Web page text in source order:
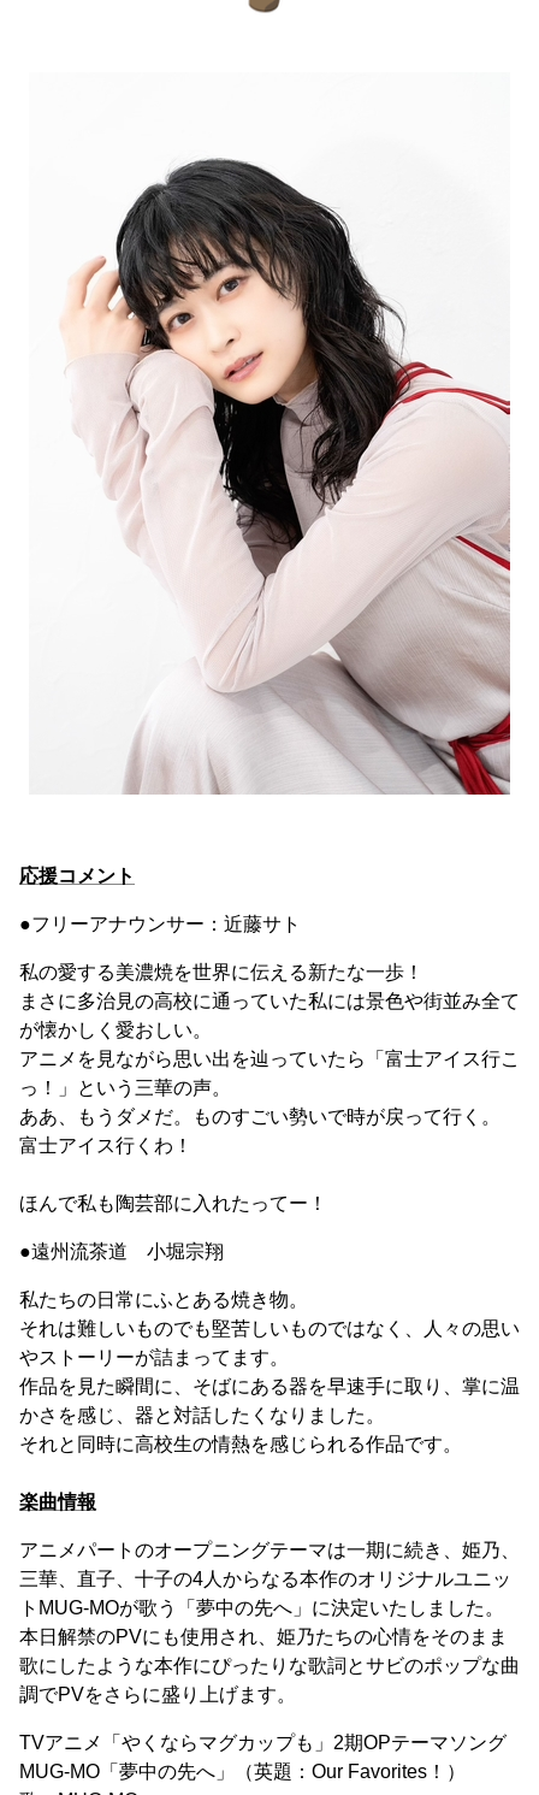
応援コメント
●フリーアナウンサー：近藤サト
私の愛する美濃焼を世界に伝える新たな一歩！
まさに多治見の高校に通っていた私には景色や街並み全て
が懐かしく愛おしい。
アニメを見ながら思い出を辿っていたら「富士アイス行こ
っ！」という三華の声。
ああ、もうダメだ。ものすごい勢いで時が戻って行く。
富士アイス行くわ！
ほんで私も陶芸部に入れたってー！
●遠州流茶道 小堀宗翔
私たちの日常にふとある焼き物。
それは難しいものでも堅苦しいものではなく、人々の思い
やストーリーが詰まってます。
作品を見た瞬間に、そばにある器を早速手に取り、掌に温
かさを感じ、器と対話したくなりました。
それと同時に高校生の情熱を感じられる作品です。
楽曲情報
アニメパートのオープニングテーマは一期に続き、姫乃、
三華、直子、十子の4人からなる本作のオリジナルユニッ
トMUG-MOが歌う「夢中の先へ」に決定いたしました。
本日解禁のPVにも使用され、姫乃たちの心情をそのまま
歌にしたような本作にぴったりな歌詞とサビのポップな曲
調でPVをさらに盛り上げます。
TVアニメ「やくならマグカップも」2期OPテーマソング
MUG-MO「夢中の先へ」（英題：Our Favorites！）